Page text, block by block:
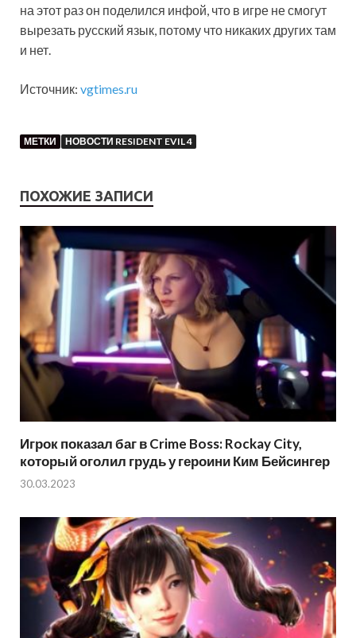
на этот раз он поделился инфой, что в игре не смогут
вырезать русский язык, потому что никаких других там
и нет.
Источник: vgtimes.ru
МЕТКИ НОВОСТИ RESIDENT EVIL 4
ПОХОЖИЕ ЗАПИСИ
Игрок показал баг в Crime Boss: Rockay City,
который оголил грудь у героини Ким Бейсингер
30.03.2023